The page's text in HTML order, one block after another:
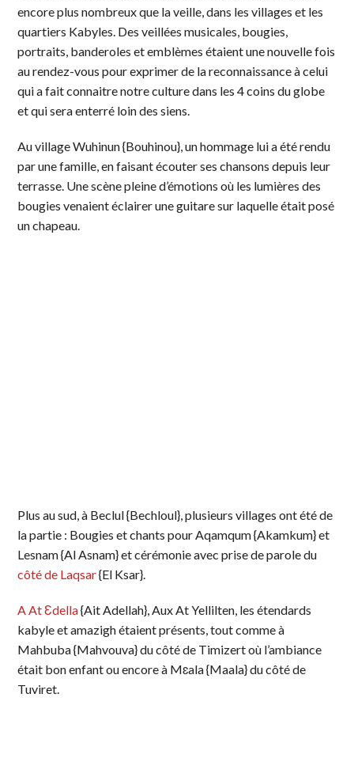
encore plus nombreux que la veille, dans les villages et les
quartiers Kabyles. Des veillées musicales, bougies,
portraits, banderoles et emblèmes étaient une nouvelle fois
au rendez-vous pour exprimer de la reconnaissance à celui
qui a fait connaitre notre culture dans les 4 coins du globe
et qui sera enterré loin des siens.
Au village Wuhinun {Bouhinou}, un hommage lui a été rendu
par une famille, en faisant écouter ses chansons depuis leur
terrasse. Une scène pleine d’émotions où les lumières des
bougies venaient éclairer une guitare sur laquelle était posé
un chapeau.
Plus au sud, à Beclul {Bechloul}, plusieurs villages ont été de
la partie : Bougies et chants pour Aqamqum {Akamkum} et
Lesnam {Al Asnam} et cérémonie avec prise de parole du
côté de Laqsar{El Ksar}.
A At Ɛdella{Ait Adellah}, Aux At Yellilten, les étendards
kabyle et amazigh étaient présents, tout comme à
Mahbuba {Mahvouva} du côté de Timizert où l’ambiance
était bon enfant ou encore à Mɛala {Maala} du côté de
Tuviret.